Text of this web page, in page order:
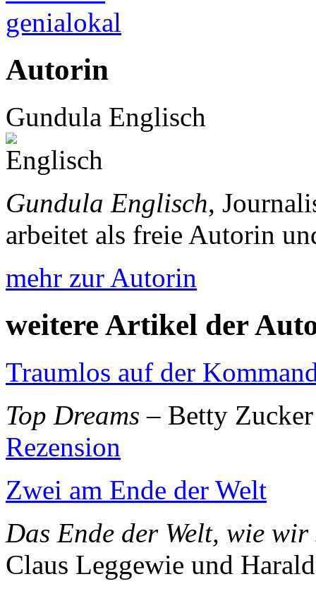
genialokal
Autorin
Gundula Englisch
Gundula Englisch,
arbeitet als freie Autorin
mehr zur Autorin
weitere Artikel der
Traumlos auf der
Top Dreams – Betty
Rezension
Zwei am Ende der Welt
Das Ende der Welt, wie wir
Claus Leggewie und